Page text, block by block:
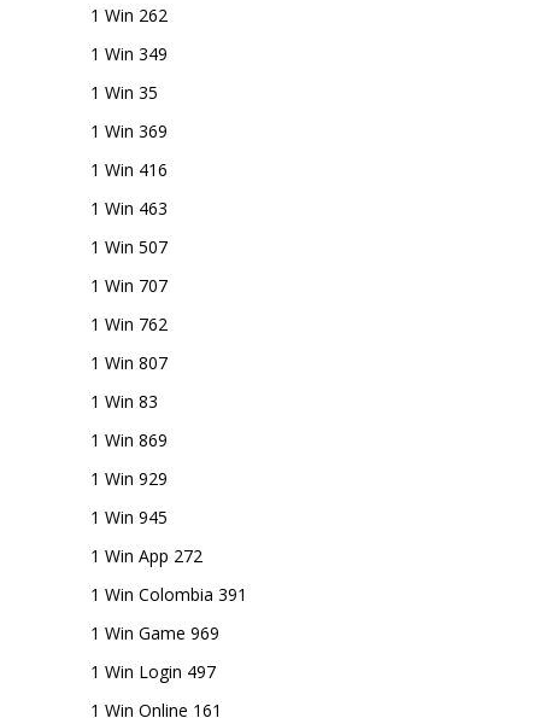
1 Win 262
1 Win 349
1 Win 35
1 Win 369
1 Win 416
1 Win 463
1 Win 507
1 Win 707
1 Win 762
1 Win 807
1 Win 83
1 Win 869
1 Win 929
1 Win 945
1 Win App 272
1 Win Colombia 391
1 Win Game 969
1 Win Login 497
1 Win Online 161